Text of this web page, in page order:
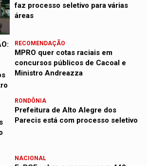
faz processo seletivo para várias
áreas
RECOMENDAÇÃO
MPRO quer cotas raciais em
concursos públicos de Cacoal e
Ministro Andreazza
RONDÔNIA
Prefeitura de Alto Alegre dos
Parecis está com processo seletivo
NACIONAL